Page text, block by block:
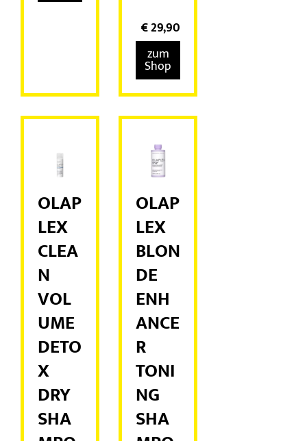
€29,90
zum
Shop
OLAP
LEX
CLEA
N
VOL
UME
DETO
X
DRY
SHA
OLAP
LEX
BLON
DE
ENH
ANCE
R
TONI
NG
SHA